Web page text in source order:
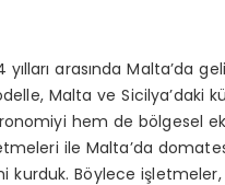
arasında Malta’da
Malta ve Sicilya’daki
hem de bölgesel
ile Malta’da
kurduk. Böylece